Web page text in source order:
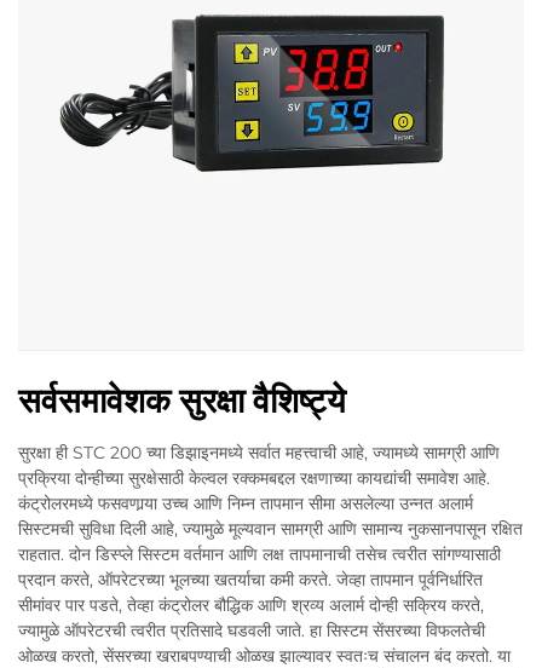
सर्वसमावेशक सुरक्षा वैशिष्ट्ये
सुरक्षा ही STC 200 च्या डिझाइनमध्ये सर्वात महत्त्वाची आहे, ज्यामध्ये सामग्री आणि
प्रक्रिया दोन्हीच्या सुरक्षेसाठी केल्वल रक्कमबद्दल रक्षणाच्या कायद्यांची समावेश आहे.
कंट्रोलरमध्ये फसवणार्‍या उच्च आणि निम्न तापमान सीमा असलेल्या उन्नत अलार्म
सिस्टमची सुविधा दिली आहे, ज्यामुळे मूल्यवान सामग्री आणि सामान्य नुकसानपासून रक्षित
राहतात. दोन डिस्प्ले सिस्टम वर्तमान आणि लक्ष तापमानाची तसेच त्वरीत सांगण्यासाठी
प्रदान करते, ऑपरेटरच्या भूलच्या खतर्याचा कमी करते. जेव्हा तापमान पूर्वनिर्धारित
सीमांवर पार पडते, तेव्हा कंट्रोलर बौद्धिक आणि श्रव्य अलार्म दोन्ही सक्रिय करते,
ज्यामुळे ऑपरेटरची त्वरीत प्रतिसादे घडवली जाते. हा सिस्टम सेंसरच्या विफलतेची
ओळख करतो, सेंसरच्या खराबपण्याची ओळख झाल्यावर स्वतःच संचालन बंद करतो. या